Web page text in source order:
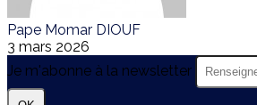
Pape Momar DIOUF
3 mars 2026
Je m'abonne à la newsletter